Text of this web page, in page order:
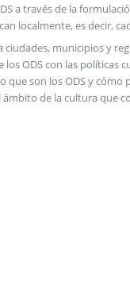
a través de la
localmente, es decir,
municipios y
ODS con las políticas
son los ODS y cómo
ámbito de la cultura que